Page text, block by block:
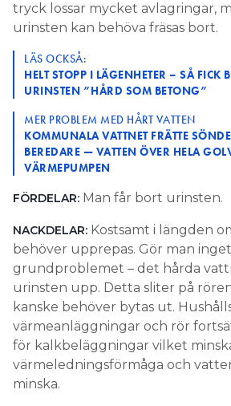
tryck lossar mycket avlagringar,
urinsten kan behöva fräsas bort.
LÄS OCKSÅ:
HELT STOPP I LÄGENHETER – SÅ FICK
URINSTEN ”HÅRD SOM BETONG”
MER PROBLEM MED HÅRT VATTEN
KOMMUNALA VATTNET FRÄTTE
BEREDARE — VATTEN ÖVER HELA
VÄRMEPUMPEN
FÖRDELAR: Man får bort urinsten.
NACKDELAR: Kostsamt i längden
behöver upprepas. Gör man
grundproblemet – det hårda
urinsten upp. Detta sliter på
kanske behöver bytas ut.
värmeanläggningar och rör
för kalkbeläggningar vilket
värmeledningsförmåga och
minska.